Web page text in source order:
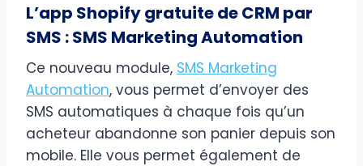
L’app Shopify gratuite de CRM par
SMS : SMS Marketing Automation
Ce nouveau module, SMS Marketing
Automation, vous permet d’envoyer des
SMS automatiques à chaque fois qu’un
acheteur abandonne son panier depuis son
mobile. Elle vous permet également de